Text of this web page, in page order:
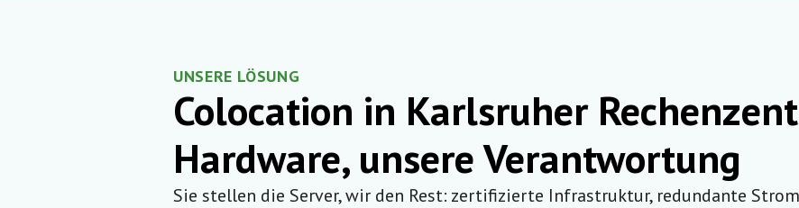
UNSERE LÖSUNG
Colocation in Karlsruher
Hardware, unsere Verantwortung
Sie stellen die Server, wir den Rest: zertifizierte Infrastruktur, redundante